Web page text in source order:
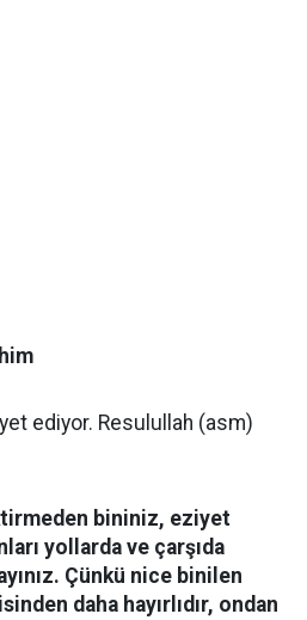
ediyor. Resulullah (asm)
bininiz, eziyet
yollarda ve çarşıda
Çünkü nice binilen
daha hayırlıdır, ondan